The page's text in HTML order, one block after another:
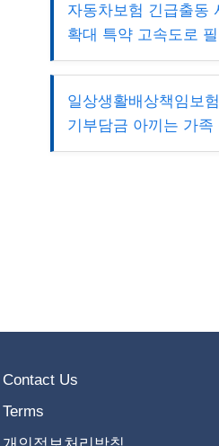
자동차보험 긴급출동
확대 특약 고속도로
일상생활배상책임보
기부담금 아끼는 가족
Contact Us
Terms